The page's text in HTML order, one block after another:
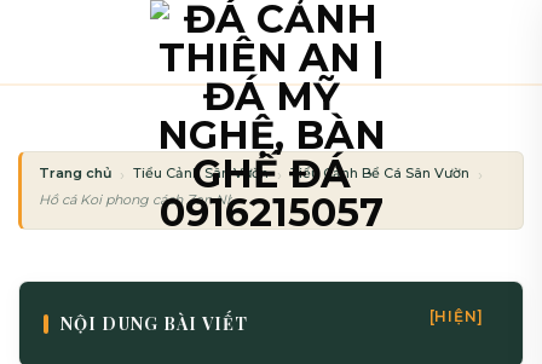
Trang chủ Tiểu Cảnh Sân Vườn
Tiểu Cảnh Bể Cá Sân Vườn
Hồ cá Koi phong cách Zen Nhật Bản: Đỉnh cao tiểu cảnh sân vườn 2026
NỘI DUNG BÀI VIẾT [HIỆN]